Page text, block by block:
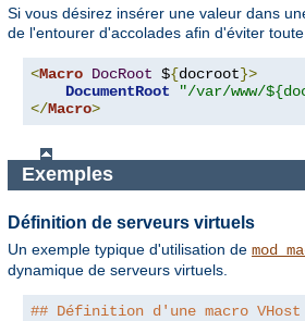
Si vous désirez insérer une valeur dans
de l'entourer d'accolades afin d'éviter
<Macro DocRoot ${docroot}>
DocumentRoot
"/var/www/
</Macro>
Exemples
Définition de serveurs virtuels
Un exemple typique d'utilisation de
dynamique de serveurs virtuels.
## Définition d'une macro